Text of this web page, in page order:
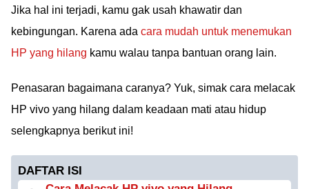
Jika hal ini terjadi, kamu gak usah khawatir dan
kebingungan. Karena ada cara mudah untuk menemukan
HP yang hilang kamu walau tanpa bantuan orang lain.
Penasaran bagaimana caranya? Yuk, simak cara melacak
HP vivo yang hilang dalam keadaan mati atau hidup
selengkapnya berikut ini!
DAFTAR ISI